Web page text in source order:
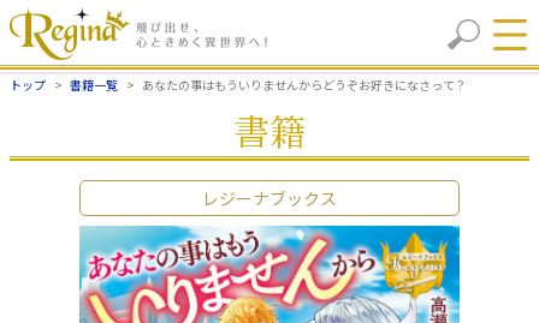
トップ 書籍一覧 あなたの事はもういりませんからどうぞお好きになさって？
書籍
レジーナブックス